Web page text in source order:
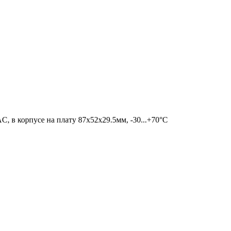
в корпусе на плату 87x52x29.5мм, -30...+70°C